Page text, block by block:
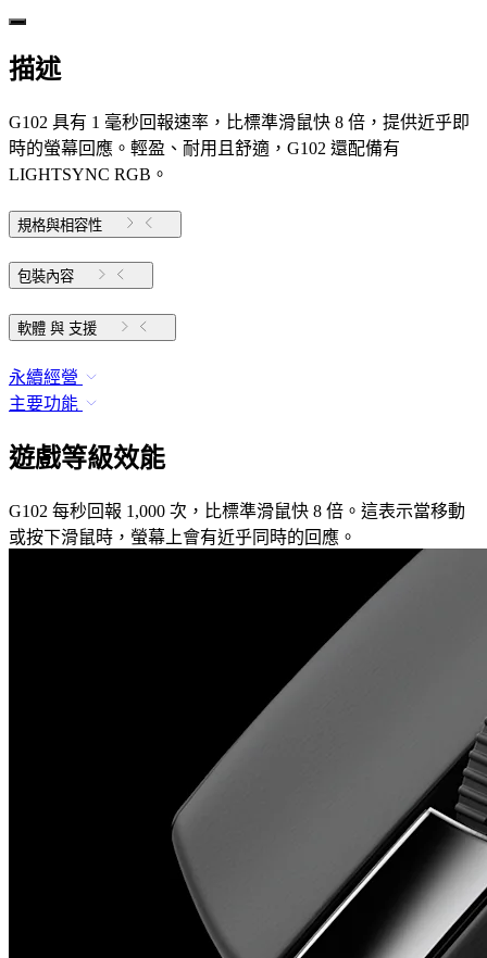
描述
G102 具有 1 毫秒回報速率，比標準滑鼠快 8 倍，提供近乎即
時的螢幕回應。輕盈、耐用且舒適，G102 還配備有
LIGHTSYNC RGB。
規格與相容性
包裝內容
軟體 與 支援
永續經營
主要功能
遊戲等級效能
G102 每秒回報 1,000 次，比標準滑鼠快 8 倍。這表示當移動
或按下滑鼠時，螢幕上會有近乎同時的回應。